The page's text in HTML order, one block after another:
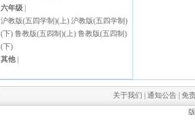
六年级
沪教版(五四学制)(上) 沪教版(五四学制)
(下) 鲁教版(五四制)(上) 鲁教版(五四制)
(下)
其他|
关于我们 通知公告 免